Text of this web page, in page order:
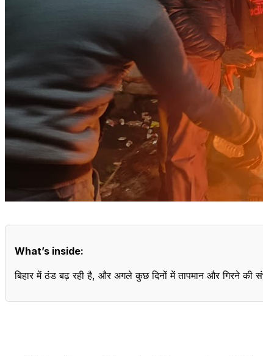
What’s inside:
बिहार में ठंड बढ़ रही है, और अगले कुछ दिनों में तापमान और गिरने की